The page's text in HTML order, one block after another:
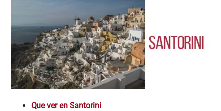
Que ver en Santorini